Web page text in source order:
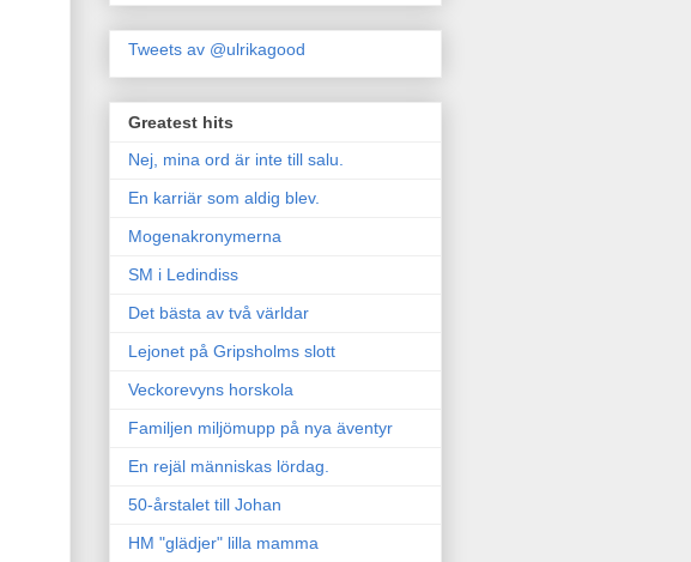
Tweets av @ulrikagood
Greatest hits
Nej, mina ord är inte till salu.
En karriär som aldig blev.
Mogenakronymerna
SM i Ledindiss
Det bästa av två världar
Lejonet på Gripsholms slott
Veckorevyns horskola
Familjen miljömupp på nya äventyr
En rejäl människas lördag.
50-årstalet till Johan
HM "glädjer" lilla mamma